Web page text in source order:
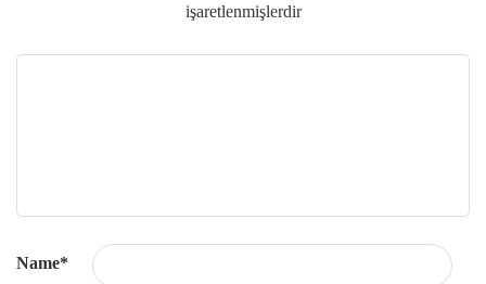
işaretlenmişlerdir
Name*